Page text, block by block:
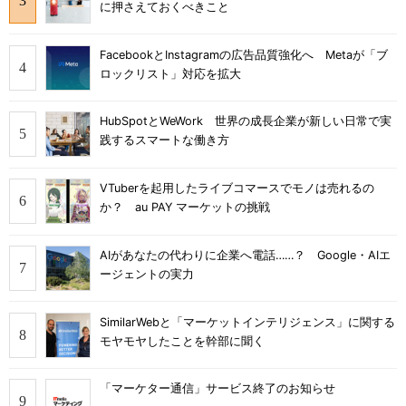
に押さえておくべきこと
FacebookとInstagramの広告品質強化へ Metaが「ブ
ロックリスト」対応を拡大
HubSpotとWeWork 世界の成長企業が新しい日常で実
践するスマートな働き方
VTuberを起用したライブコマースでモノは売れるの
か？ au PAY マーケットの挑戦
AIがあなたの代わりに企業へ電話……？ Google・AIエ
ージェントの実力
SimilarWebと「マーケットインテリジェンス」に関する
モヤモヤしたことを幹部に聞く
「マーケター通信」サービス終了のお知らせ